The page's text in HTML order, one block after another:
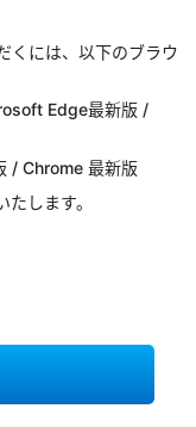
くには、以下のブラウ
Edge最新版 /
/ Chrome 最新版
します。